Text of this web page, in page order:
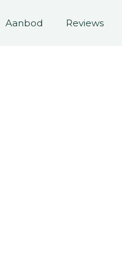
Aanbod Reviews